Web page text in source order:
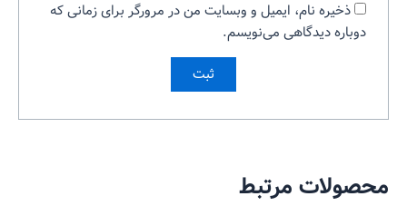
ذخیره نام، ایمیل و وبسایت من در مرورگر برای زمانی که
دوباره دیدگاهی می‌نویسم.
محصولات مرتبط